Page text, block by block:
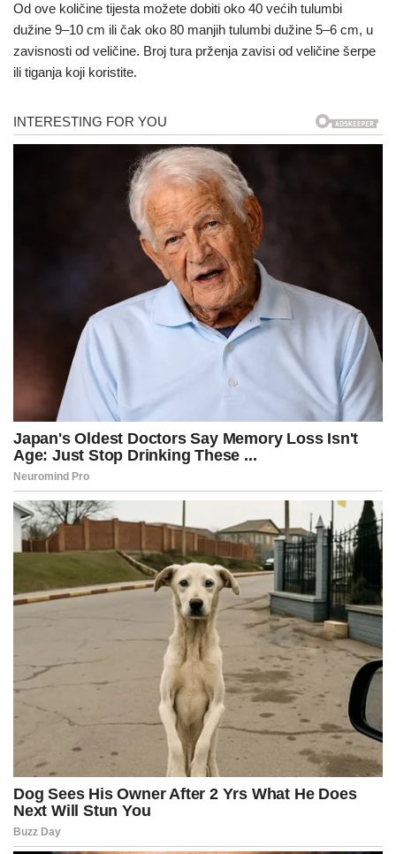
Od ove količine tijesta možete dobiti oko 40 većih tulumbi
dužine 9–10 cm ili čak oko 80 manjih tulumbi dužine 5–6 cm, u
zavisnosti od veličine. Broj tura prženja zavisi od veličine šerpe
ili tiganja koji koristite.